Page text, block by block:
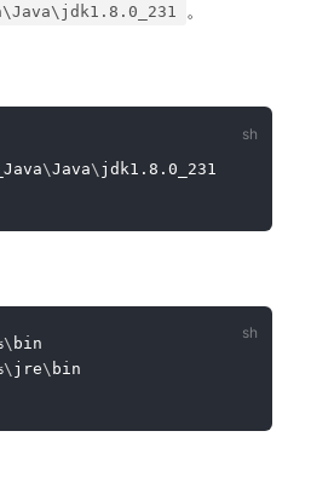
。
\Java\
\ bin
\ jre\